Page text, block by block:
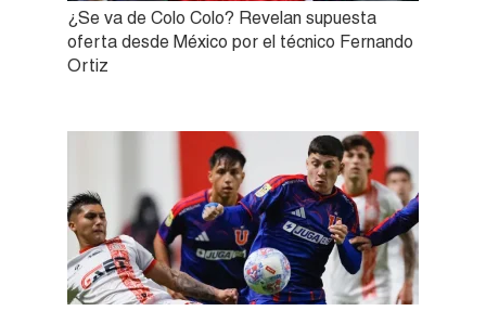
¿Se va de Colo Colo? Revelan supuesta
oferta desde México por el técnico Fernando
Ortiz